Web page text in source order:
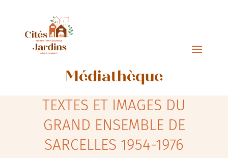
Médiathèque
TEXTES ET IMAGES DU
GRAND ENSEMBLE DE
SARCELLES 1954-1976